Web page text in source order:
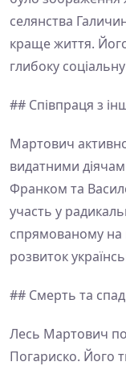
селянства
краще життя.
глибоку
## Співпраця з
Мартович
видатними
Франком та
участь у
спрямованому
розвиток
## Смерть та
Лесь Мартович
Погариско. Його